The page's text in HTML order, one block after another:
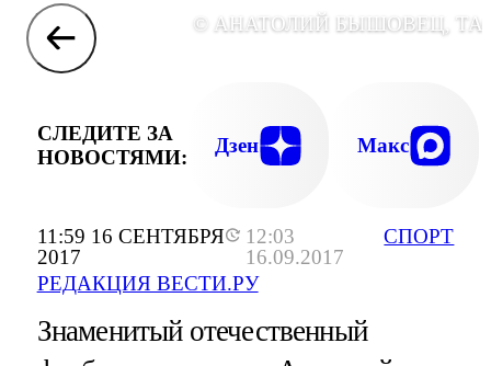
11:59 16 СЕНТЯБРЯ
2017
12:03
16.09.2017
РЕДАКЦИЯ ВЕСТИ.РУ
СПОРТ
© АНАТОЛИЙ БЫШОВЕЦ,
СЛЕДИТЕ ЗА
НОВОСТЯМИ:
Дзен Макс
Знаменитый отечественный